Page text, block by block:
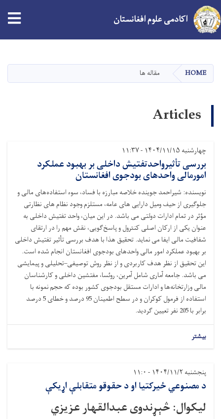
content
اکادمی علوم افغانستان
HOME مقاله ها
Articles
چهارشنبه ۱۴۰۴/۱۱/۱۵ - ۱۱:۳۷
بررسی تأثیرواحدتفتیش داخلی بر بهبود عملکرد
امورمالی واحدهای بودجوی افغانستان
نویسنده: شیراحمد جوینده خلاصه مبارزه با فساد، سوء ‌استفاده‌های مالی و
جلوگیری از حیف ومیل دارایی های عامه، مستلزم وجود نظام های نظارتی
مؤثر در تمام ادارات دولتی می باشد. در این میان، واحد تفتیش داخلی به
‌عنوان یکی از ارکان اصلی کنترول و پاسخ‌گویی، نقش مهم را در ارتقای
شفافیت مالی ایفا می نماید. تحقیق هذا با هدف بررسی تأثیر تفتیش داخلی
بر بهبود عملکرد امور مالی واحدهای بودجوی افغانستان انجام شده است.
این تحقیق از نظر هدف کاربردی و از نظر روش توصیفی–تحلیلی و پیمایشی
می باشد. جامعه آماری شامل آمرین، روئسا، مفتشین داخلی و کارشناسان
مالی وزارتخانه‌ها و ادارات مستقل بودجوی کشور بوده که حجم نمونه با
استفاده از فرمول کوکران و در سطح اطمینان 95 درصد و خطای 5 درصد
برابر با 205 نفر تعیین گردید.
بیشتر
پنجشنبه ۱۴۰۴/۱۱/۲ - ۱۱:۰
د مصنوعي ځیرکتیا او د حقوقو متقابلې اړیکې
لیکوال: څېړندوی عبدالقهار عزیزي